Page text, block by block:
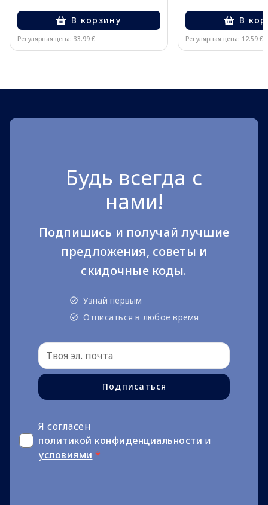
В корзину
Регулярная цена: 33.99 €
В
Регулярная цена: 12.59 €
Будь всегда с
нами!
Подпишись и получай лучшие
предложения, советы и
скидочные коды.
Узнай первым
Отписаться в любое время
Подписаться
Я согласен
политикой конфиденциальности и
условиями *